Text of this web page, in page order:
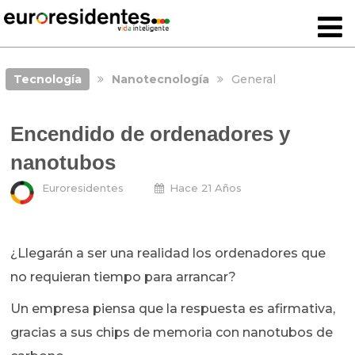
Tecnología Nanotecnología General
Encendido de ordenadores y
nanotubos
Euroresidentes Hace 21 Años
¿Llegarán a ser una realidad los ordenadores que
no requieran tiempo para arrancar?
Un empresa piensa que la respuesta es afirmativa,
gracias a sus chips de memoria con nanotubos de